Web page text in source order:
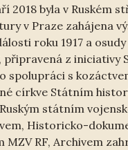
2018 byla v Ruském
v Praze za­há­je­na
roku 1917 a
při­pra­ve­ná z ini­ci­a­ti­vy
spo­lu­prá­ci s
církve Stát­ním
stát­ním
His­to­ric­ko-
MZV RF, Ar­chi­vem